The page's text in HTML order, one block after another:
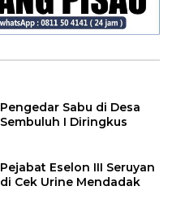
Pengedar Sabu di Desa
Sembuluh I Diringkus
Pejabat Eselon III Seruyan
di Cek Urine Mendadak